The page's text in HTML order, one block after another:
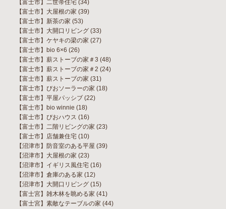
【富士市】二世帯住宅 (34)
【富士市】大屋根の家 (39)
【富士市】新茶の家 (53)
【富士市】大開口リビング (33)
【富士市】ケヤキの梁の家 (27)
【富士市】bio 6×6 (26)
【富士市】薪ストーブの家＃3 (48)
【富士市】薪ストーブの家＃2 (24)
【富士市】薪ストーブの家 (31)
【富士市】びおソーラーの家 (18)
【富士市】平屋パッシブ (22)
【富士市】bio winnie (18)
【富士市】びおハウス (16)
【富士市】二階リビングの家 (23)
【富士市】店舗兼住宅 (10)
【沼津市】防音室のある平屋 (39)
【沼津市】大屋根の家 (23)
【沼津市】イギリス風住宅 (16)
【沼津市】倉庫のある家 (12)
【沼津市】大開口リビング (15)
【富士宮】雑木林を眺める家 (41)
【富士宮】素敵なテーブルの家 (44)